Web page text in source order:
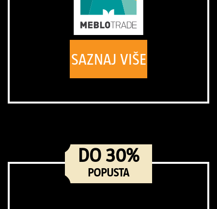
SAZNAJ VIŠE
DO 30%
POPUSTA